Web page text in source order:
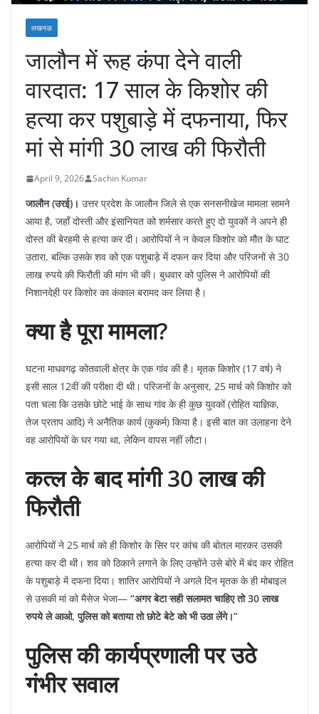
लखनऊ
जालौन में रूह कंपा देने वाली
वारदात: 17 साल के किशोर की
हत्या कर पशुबाड़े में दफनाया, फिर
मां से मांगी 30 लाख की फिरौती
April 9, 2026 Sachin Kumar
जालौन (उरई)। उत्तर प्रदेश के जालौन जिले से एक सनसनीखेज मामला सामने
आया है, जहाँ दोस्ती और इंसानियत को शर्मसार करते हुए दो युवकों ने अपने ही
दोस्त की बेरहमी से हत्या कर दी। आरोपियों ने न केवल किशोर को मौत के घाट
उतारा, बल्कि उसके शव को एक पशुबाड़े में दफन कर दिया और परिजनों से 30
लाख रुपये की फिरौती की मांग भी की। बुधवार को पुलिस ने आरोपियों की
निशानदेही पर किशोर का कंकाल बरामद कर लिया है।
क्या है पूरा मामला?
​घटना माधवगढ़ कोतवाली क्षेत्र के एक गांव की है। मृतक किशोर (17 वर्ष) ने
इसी साल 12वीं की परीक्षा दी थी। परिजनों के अनुसार, 25 मार्च को किशोर को
पता चला कि उसके छोटे भाई के साथ गांव के ही कुछ युवकों (रोहित याज्ञिक,
तेज प्रताप आदि) ने अनैतिक कार्य (कुकर्म) किया है। इसी बात का उलाहना देने
वह आरोपियों के घर गया था, लेकिन वापस नहीं लौटा।
कत्ल के बाद मांगी 30 लाख की
फिरौती
​आरोपियों ने 25 मार्च को ही किशोर के सिर पर कांच की बोतल मारकर उसकी
हत्या कर दी थी। शव को ठिकाने लगाने के लिए उन्होंने उसे बोरे में बंद कर रोहित
के पशुबाड़े में दफना दिया। शातिर आरोपियों ने अगले दिन मृतक के ही मोबाइल
से उसकी मां को मैसेज भेजा— “अगर बेटा सही सलामत चाहिए तो 30 लाख
रुपये ले आओ, पुलिस को बताया तो छोटे बेटे को भी उठा लेंगे।”
पुलिस की कार्यप्रणाली पर उठे
गंभीर सवाल